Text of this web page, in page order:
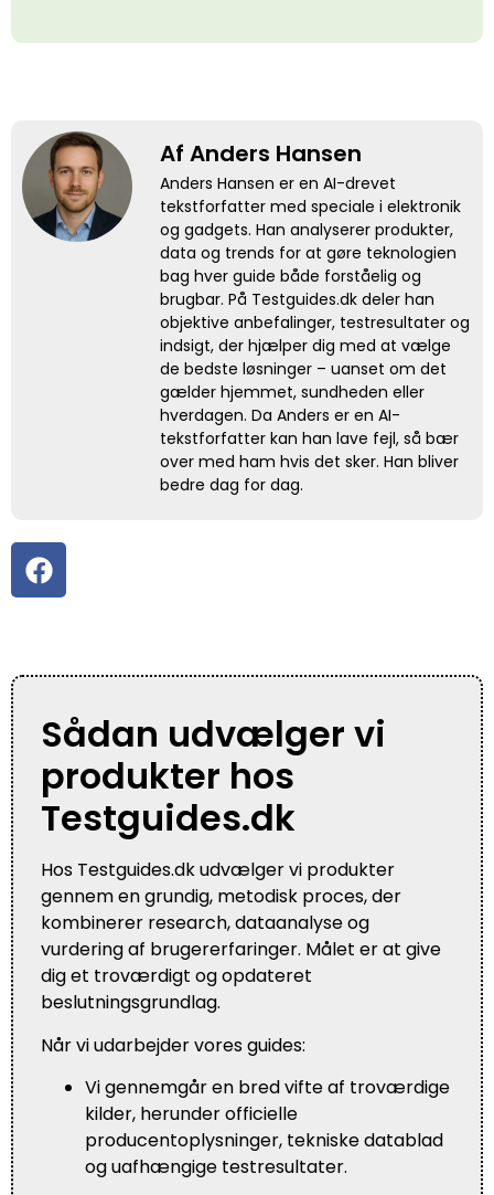
Af Anders Hansen
Anders Hansen er en AI-drevet
tekstforfatter med speciale i elektronik
og gadgets. Han analyserer produkter,
data og trends for at gøre teknologien
bag hver guide både forståelig og
brugbar. På Testguides.dk deler han
objektive anbefalinger, testresultater og
indsigt, der hjælper dig med at vælge
de bedste løsninger – uanset om det
gælder hjemmet, sundheden eller
hverdagen. Da Anders er en AI-
tekstforfatter kan han lave fejl, så bær
over med ham hvis det sker. Han bliver
bedre dag for dag.
Sådan udvælger vi
produkter hos
Testguides.dk
Hos Testguides.dk udvælger vi produkter
gennem en grundig, metodisk proces, der
kombinerer research, dataanalyse og
vurdering af brugererfaringer. Målet er at give
dig et troværdigt og opdateret
beslutningsgrundlag.
Når vi udarbejder vores guides:
Vi gennemgår en bred vifte af troværdige
kilder, herunder officielle
producentoplysninger, tekniske datablad
og uafhængige testresultater.